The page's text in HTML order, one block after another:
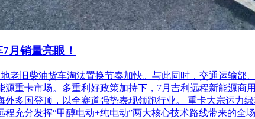
月销量亮眼！
老旧柴油货车淘汰置换节奏加快。与此同时，交通运输
重卡市场。多重利好政策加持下，7月吉利远程新能源商
多国登顶，以全赛道强势表现领跑行业。 重卡大宗运力
充分发挥“甲醇电动+纯电动”两大核心技术路线带来的